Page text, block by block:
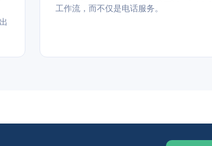
工作流，而不仅是电话服务。